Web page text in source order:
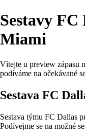
Sestavy
Miami
Vítejte u preview zápasu
podíváme na očekávané
Sestava FC
Sestava týmu FC Dallas
Podívejme se na možné